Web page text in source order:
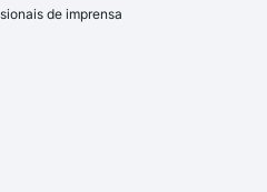
de imprensa